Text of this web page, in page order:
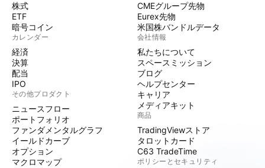
株式
ETF
暗号コイン
カレンダー
経済
決算
配当
IPO
その他プロダクト
ニュースフロー
ポートフォリオ
ファンダメンタルグラフ
イールドカーブ
オプション
マクロマップ
CMEグループ先物
Eurex先物
米国株バンドルデータ
会社情報
私たちについて
スペースミッション
ブログ
ヘルプセンター
キャリア
メディアキット
商品
TradingViewストア
タロットカード
C63 TradeTime
ポリシーとセキュリティ